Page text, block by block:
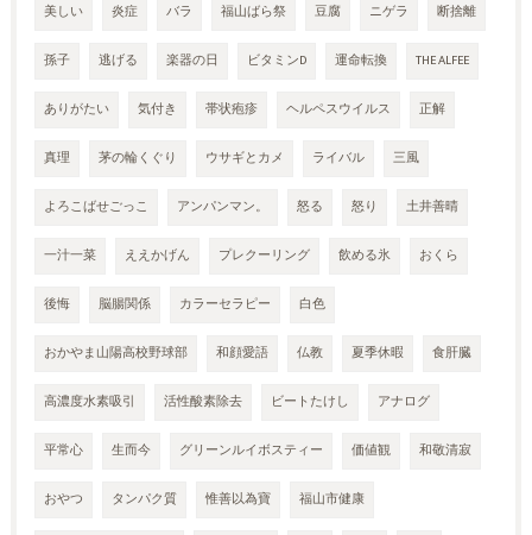
美しい 炎症 バラ 福山ばら祭 豆腐 ニゲラ 断捨離
孫子 逃げる 楽器の日 ビタミンD 運命転換 THE ALFEE
ありがたい 気付き 帯状疱疹 ヘルペスウイルス 正解
真理 茅の輪くぐり ウサギとカメ ライバル 三風
よろこばせごっこ アンパンマン。 怒る 怒り 土井善晴
一汁一菜 ええかげん プレクーリング 飲める氷 おくら
後悔 脳腸関係 カラーセラピー 白色
おかやま山陽高校野球部 和顔愛語 仏教 夏季休暇 食肝臓
高濃度水素吸引 活性酸素除去 ビートたけし アナログ
平常心 生而今 グリーンルイボスティー 価値観 和敬清寂
おやつ タンパク質 惟善以為寶 福山市健康